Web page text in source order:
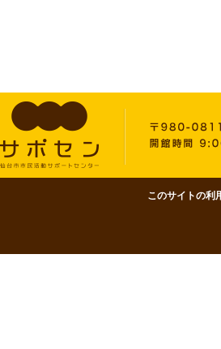
サポセン 仙台市市民活動サポートセンター
このサイトの利